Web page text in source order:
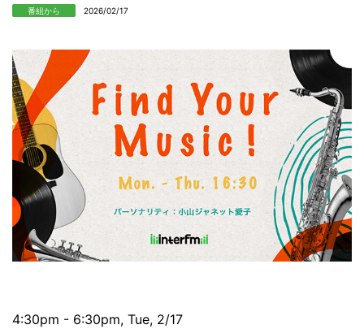
番組から 2026/02/17
4:30pm - 6:30pm, Tue, 2/17